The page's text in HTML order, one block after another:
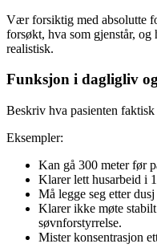
Vær forsiktig med absolutte
forsøkt, hva som gjenstår,
realistisk.
Funksjon i dagligliv
Beskriv hva pasienten
Eksempler:
Kan gå 300 meter før
Klarer lett husarbeid i
Må legge seg etter
Klarer ikke møte
søvnforstyrrelse.
Mister konsentrasjon